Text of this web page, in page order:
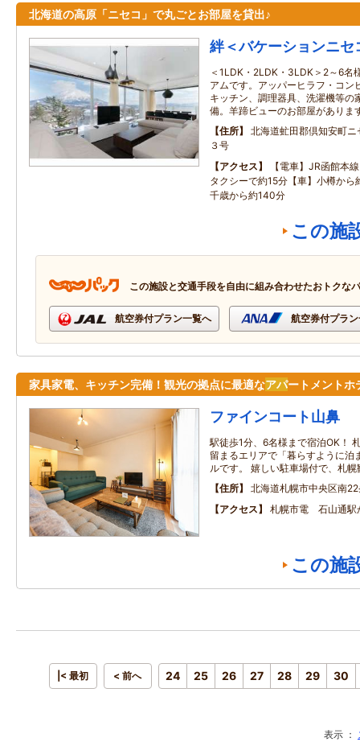
北海道の高原「ニセコ」で丸ごとお部屋を貸出♪
絆＜バケーションニセ
＜1LDK・2LDK・3LDK＞2～6名
アムです。アッパーヒラフ・コン
キッチン、調理器具、洗濯機等の
備。羊蹄ビューのお部屋がありま
住所
北海道虻田郡倶知安町
３号
アクセス
【電車】JR函館本
タクシーで約15分【車】小樽か
千歳から約140分
この施
この施設と交通手段を自由に組み合わせたおトクな
航空券付プラン一覧へ 航空券付プラ
家具家電、キッチン完備！観光の拠点に最適なアパートメントホ
ファインコート山鼻
駅徒歩1分、6名様まで宿泊OK！
留まるエリアで「暮らすように泊
ルです。 嬉しい駐車場付で、札
住所
北海道札幌市中央区南
アクセス
札幌市電 石山通駅
この施
|< 最初 < 前へ 24 25 26 27 28 29 30
表示 ：